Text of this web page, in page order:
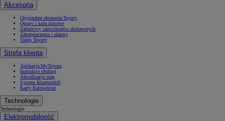
Akcesoria
Oryginalne akcesoria Toyoty
Opony i koła zimowe
Zabudowy samochodów dostawczych
Zabezpieczenia i alarmy
Sklep Toyoty
Strefa klienta
Aplikacja MyToyota
Instrukcje obsługi
Aktualizacja map
System Bluetooth®
Karty Ratownicze
Technologie
Technologie
Elektromobilność